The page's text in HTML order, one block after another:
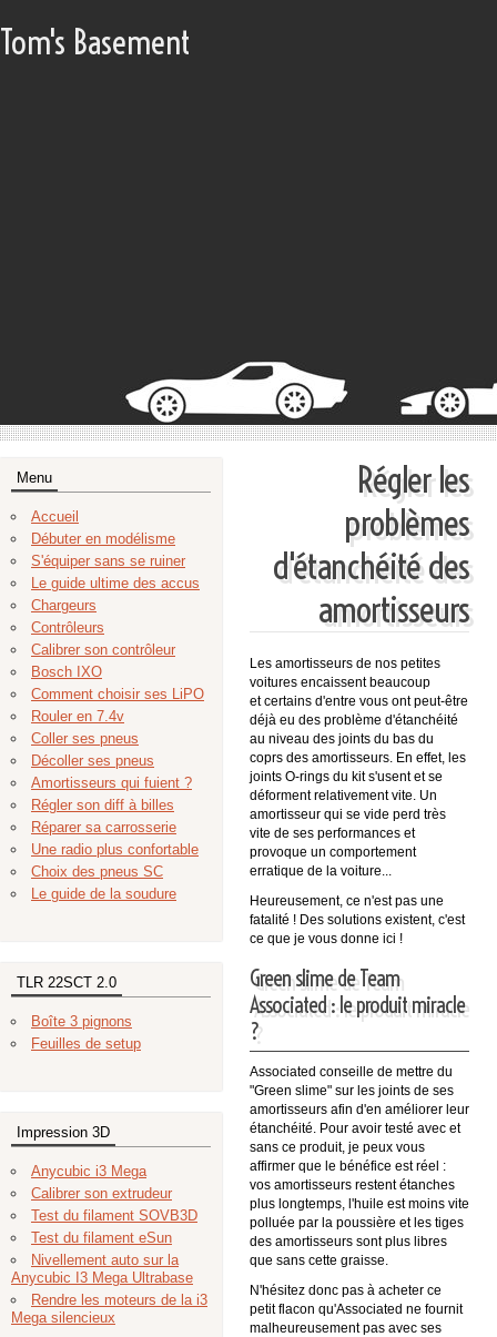
Tom's Basement
Menu
Accueil
Débuter en modélisme
S'équiper sans se ruiner
Le guide ultime des accus
Chargeurs
Contrôleurs
Calibrer son contrôleur
Bosch IXO
Comment choisir ses LiPO
Rouler en 7.4v
Coller ses pneus
Décoller ses pneus
Amortisseurs qui fuient ?
Régler son diff à billes
Réparer sa carrosserie
Une radio plus confortable
Choix des pneus SC
Le guide de la soudure
TLR 22SCT 2.0
Boîte 3 pignons
Feuilles de setup
Impression 3D
Anycubic i3 Mega
Calibrer son extrudeur
Test du filament SOVB3D
Test du filament eSun
Nivellement auto sur la
Anycubic I3 Mega Ultrabase
Rendre les moteurs de la i3
Mega silencieux
Régler les
problèmes
d'étanchéité des
amortisseurs
Les amortisseurs de nos petites
voitures encaissent beaucoup
et certains d'entre vous ont peut-être
déjà eu des problème d'étanchéité
au niveau des joints du bas du
coprs des amortisseurs. En effet, les
joints O-rings du kit s'usent et se
déforment relativement vite. Un
amortisseur qui se vide perd très
vite de ses performances et
provoque un comportement
erratique de la voiture...
Heureusement, ce n'est pas une
fatalité ! Des solutions existent, c'est
ce que je vous donne ici !
Green slime de Team
Associated : le produit miracle
?
Associated conseille de mettre du
"Green slime" sur les joints de ses
amortisseurs afin d'en améliorer leur
étanchéité. Pour avoir testé avec et
sans ce produit, je peux vous
affirmer que le bénéfice est réel :
vos amortisseurs restent étanches
plus longtemps, l'huile est moins vite
polluée par la poussière et les tiges
des amortisseurs sont plus libres
que sans cette graisse.
N'hésitez donc pas à acheter ce
petit flacon qu'Associated ne fournit
malheureusement pas avec ses